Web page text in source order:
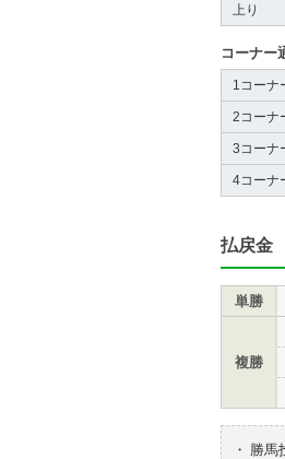
上り
コーナー
1コーナ
2コーナ
3コーナ
4コーナ
払戻金
単勝
複勝
・ 勝馬